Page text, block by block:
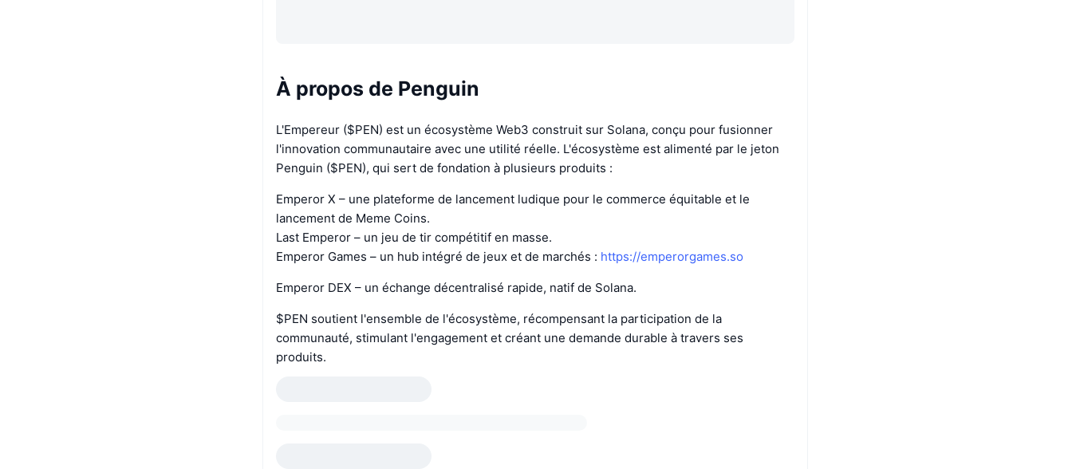
À propos de Penguin
L'Empereur ($PEN) est un écosystème Web3 construit sur Solana, conçu pour fusionner
l'innovation communautaire avec une utilité réelle. L'écosystème est alimenté par le jeton
Penguin ($PEN), qui sert de fondation à plusieurs produits :
Emperor X – une plateforme de lancement ludique pour le commerce équitable et le
lancement de Meme Coins.
Last Emperor – un jeu de tir compétitif en masse.
Emperor Games – un hub intégré de jeux et de marchés : https://emperorgames.so
Emperor DEX – un échange décentralisé rapide, natif de Solana.
$PEN soutient l'ensemble de l'écosystème, récompensant la participation de la
communauté, stimulant l'engagement et créant une demande durable à travers ses
produits.